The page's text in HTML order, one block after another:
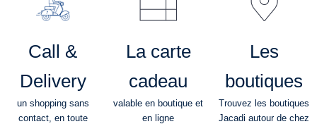
Call &
Delivery
un shopping sans
contact, en toute
La carte
cadeau
valable en boutique et
en ligne
Les
boutiques
Trouvez les boutiques
Jacadi autour de chez